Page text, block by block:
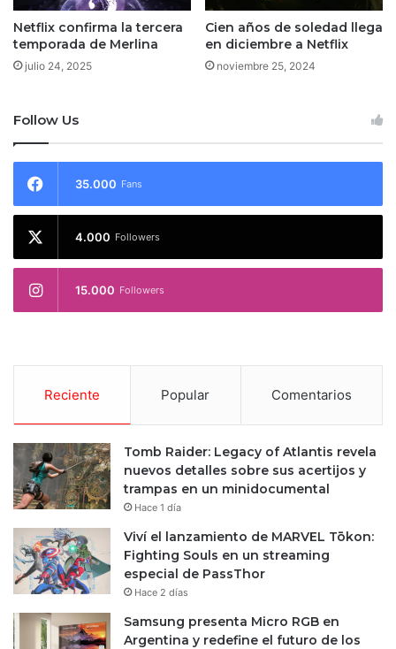
Netflix confirma la tercera
temporada de Merlina
julio 24, 2025
Cien años de soledad llega
en diciembre a Netflix
noviembre 25, 2024
Follow Us
35.000 Fans
4.000 Followers
15.000 Followers
Reciente Popular Comentarios
Tomb Raider: Legacy of Atlantis revela
nuevos detalles sobre sus acertijos y
trampas en un minidocumental
Hace 1 día
Viví el lanzamiento de MARVEL Tōkon:
Fighting Souls en un streaming
especial de PassThor
Hace 2 días
Samsung presenta Micro RGB en
Argentina y redefine el futuro de los